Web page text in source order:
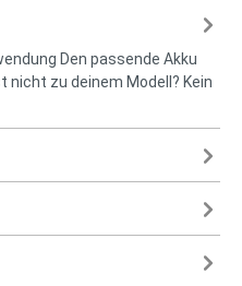
Den passende Akku
zu deinem Modell? Kein